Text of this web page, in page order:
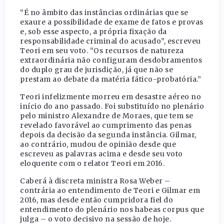
“É no âmbito das instâncias ordinárias que se
exaure a possibilidade de exame de fatos e provas
e, sob esse aspecto, a própria fixação da
responsabilidade criminal do acusado”, escreveu
Teori em seu voto. “Os recursos de natureza
extraordinária não configuram desdobramentos
do duplo grau de jurisdição, já que não se
prestam ao debate da matéria fático-probatória.”
Teori infelizmente morreu em desastre aéreo no
início do ano passado. Foi substituído no plenário
pelo ministro Alexandre de Moraes, que tem se
revelado favorável ao cumprimento das penas
depois da decisão da segunda instância. Gilmar,
ao contrário, mudou de opinião desde que
escreveu as palavras acima e desde seu voto
eloquente com o relator Teori em 2016.
Caberá à discreta ministra Rosa Weber –
contrária ao entendimento de Teori e Gilmar em
2016, mas desde então cumpridora fiel do
entendimento do plenário nos habeas corpus que
julga – o voto decisivo na sessão de hoje.